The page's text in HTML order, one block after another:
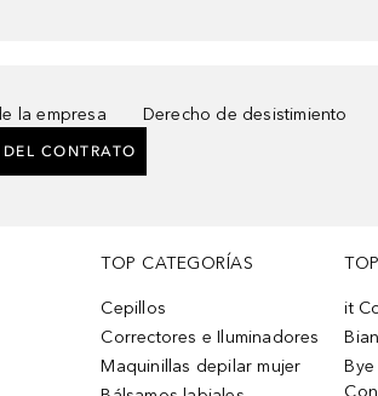
la empresa Derecho de desistimiento
CONTRATO
TOP CATEGORÍAS
Cepillos
Correctores e Iluminadores
Maquinillas depilar mujer
it